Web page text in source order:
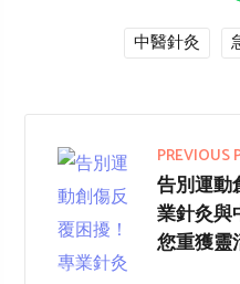
中醫針灸
PREVIOUS
告別運動
業針灸與
您重獲靈